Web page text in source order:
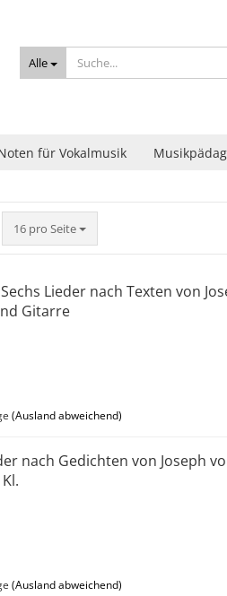
Alle
für Vokalmusik
16 pro Seite
pro Seite
Lieder nach Texten von
Gitarre
(Ausland abweichend)
nach Gedichten von Joseph
(Ausland abweichend)